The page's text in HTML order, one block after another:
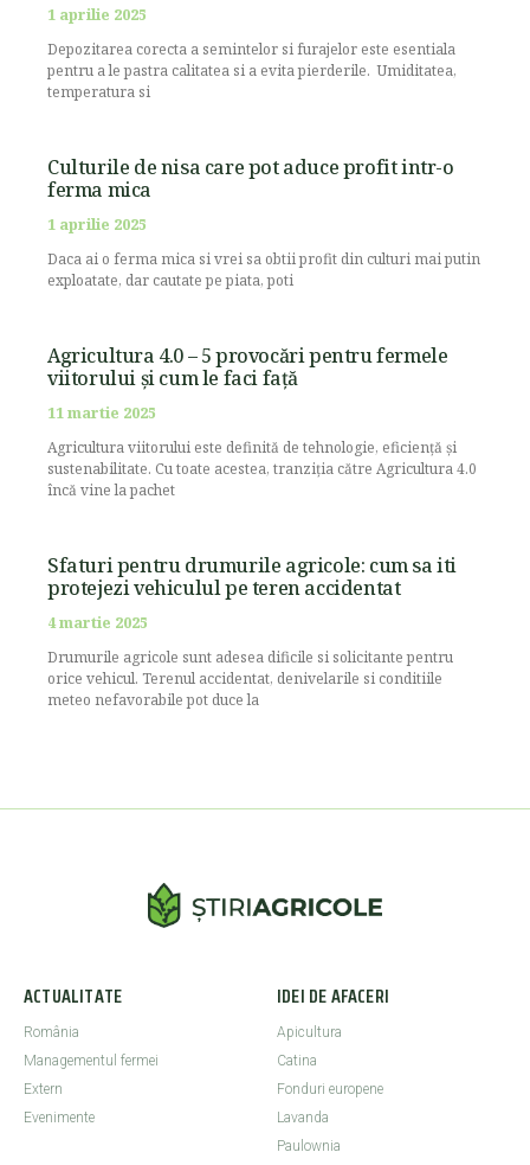
1 aprilie 2025
Depozitarea corecta a semintelor si furajelor este esentiala
pentru a le pastra calitatea si a evita pierderile. Umiditatea,
temperatura si
Culturile de nisa care pot aduce profit intr-o
ferma mica
1 aprilie 2025
Daca ai o ferma mica si vrei sa obtii profit din culturi mai putin
exploatate, dar cautate pe piata, poti
Agricultura 4.0 – 5 provocări pentru fermele
viitorului și cum le faci față
11 martie 2025
Agricultura viitorului este definită de tehnologie, eficiență și
sustenabilitate. Cu toate acestea, tranziția către Agricultura 4.0
încă vine la pachet
Sfaturi pentru drumurile agricole: cum sa iti
protejezi vehiculul pe teren accidentat
4 martie 2025
Drumurile agricole sunt adesea dificile si solicitante pentru
orice vehicul. Terenul accidentat, denivelarile si conditiile
meteo nefavorabile pot duce la
ACTUALITATE
România
Managementul fermei
Extern
Evenimente
IDEI DE AFACERI
Apicultura
Catina
Fonduri europene
Lavanda
Paulownia